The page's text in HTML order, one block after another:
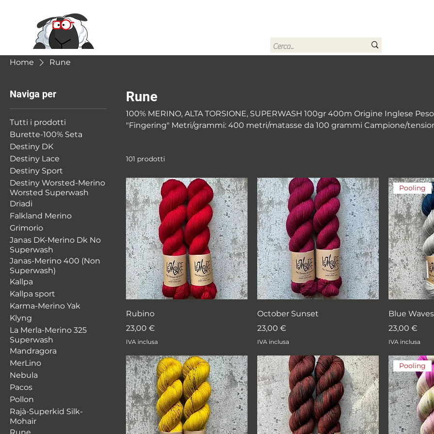
Home Rune
Naviga per
Tutti i prodotti
Burette-100% Seta
Destiny DK
Destiny Lace
Destiny Sport
Destiny Worsted-Merino
Worsted Superwash
Driadi
Falkland Merino
Grimorio
Janas DK-Merino Dk No
Superwash
Janas-Merino 400 (Non
Superwash)
Kallpa
Kallpa sport
Karma-Merino Yak
Klyng
La Merla-Merino 325
Superwash
Mandragora
MerLino
Nebula
Pacos
Pollon
Rajà-Superkid Silk-
Mohair
Rune
Rune
100% MERINO, ALTA TORSIONE, SUPERWASH 100gr 400m Origine Inglese Peso:
"Fingering" Metri/grammi: 400 metri/matasse da 100 grammi Campione/tensione:
101 prodotti
Rubino
Prezzo
23,00 €
IVA inclusa
October Sunset
Prezzo
23,00 €
IVA inclusa
Pooling
Blue Waves
Prezzo
23,00 €
IVA inclusa
Pooling